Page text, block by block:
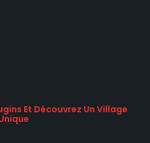
Et Découvrez Un Village